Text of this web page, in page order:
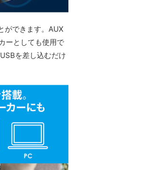
ができます。AUX
ーとしても使用で
を差し込むだけ